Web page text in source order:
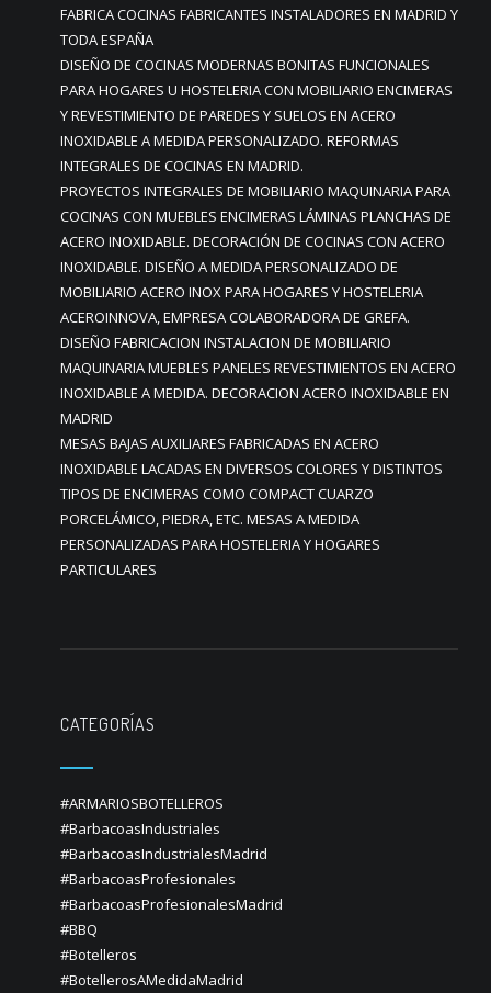
FABRICA COCINAS FABRICANTES INSTALADORES EN MADRID Y
TODA ESPAÑA
DISEÑO DE COCINAS MODERNAS BONITAS FUNCIONALES
PARA HOGARES U HOSTELERIA CON MOBILIARIO ENCIMERAS
Y REVESTIMIENTO DE PAREDES Y SUELOS EN ACERO
INOXIDABLE A MEDIDA PERSONALIZADO. REFORMAS
INTEGRALES DE COCINAS EN MADRID.
PROYECTOS INTEGRALES DE MOBILIARIO MAQUINARIA PARA
COCINAS CON MUEBLES ENCIMERAS LÁMINAS PLANCHAS DE
ACERO INOXIDABLE. DECORACIÓN DE COCINAS CON ACERO
INOXIDABLE. DISEÑO A MEDIDA PERSONALIZADO DE
MOBILIARIO ACERO INOX PARA HOGARES Y HOSTELERIA
ACEROINNOVA, EMPRESA COLABORADORA DE GREFA.
DISEÑO FABRICACION INSTALACION DE MOBILIARIO
MAQUINARIA MUEBLES PANELES REVESTIMIENTOS EN ACERO
INOXIDABLE A MEDIDA. DECORACION ACERO INOXIDABLE EN
MADRID
MESAS BAJAS AUXILIARES FABRICADAS EN ACERO
INOXIDABLE LACADAS EN DIVERSOS COLORES Y DISTINTOS
TIPOS DE ENCIMERAS COMO COMPACT CUARZO
PORCELÁMICO, PIEDRA, ETC. MESAS A MEDIDA
PERSONALIZADAS PARA HOSTELERIA Y HOGARES
PARTICULARES
CATEGORÍAS
#ARMARIOSBOTELLEROS
#BarbacoasIndustriales
#BarbacoasIndustrialesMadrid
#BarbacoasProfesionales
#BarbacoasProfesionalesMadrid
#BBQ
#Botelleros
#BotellerosAMedidaMadrid